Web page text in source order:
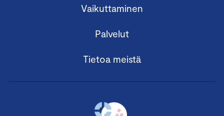
Vaikuttaminen
Palvelut
Tietoa meistä